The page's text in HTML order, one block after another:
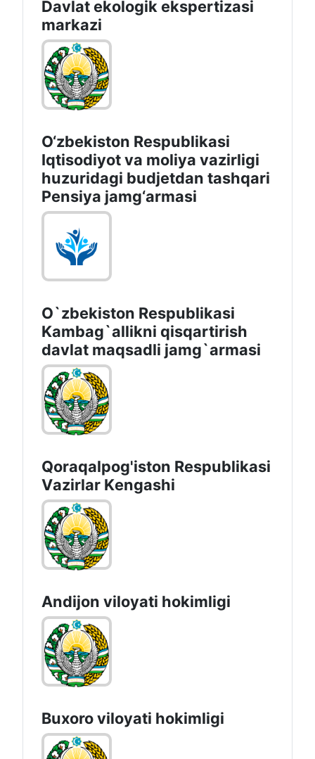
Davlat ekologik ekspertizasi
markazi
O‘zbekiston Respublikasi
Iqtisodiyot va moliya vazirligi
huzuridagi budjetdan tashqari
Pensiya jamg‘armasi
O`zbekiston Respublikasi
Kambag`allikni qisqartirish
davlat maqsadli jamg`armasi
Qoraqalpog'iston Rеspublikаsi
Vаzirlаr Kеngаshi
Andijon vilоyati hоkimligi
Buxoro viloyati hokimligi